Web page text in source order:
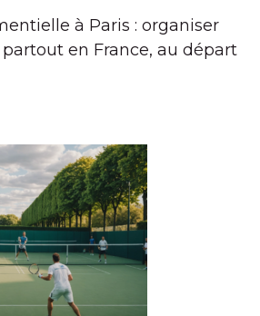
à Paris : organiser
en France, au départ